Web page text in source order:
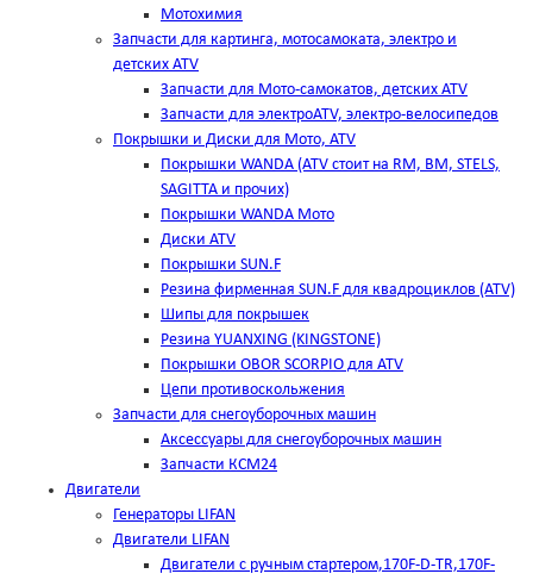
Мотохимия
Запчасти для картинга, мотосамоката, электро и
детских ATV
Запчасти для Мото-самокатов, детских ATV
Запчасти для электроATV, электро-велосипедов
Покрышки и Диски для Мото, ATV
Покрышки WANDA (АТV стоит на RM, BM, STELS,
SAGITTA и прочих)
Покрышки WANDA Мото
Диски ATV
Покрышки SUN.F
Резина фирменная SUN.F для квадроциклов (АТV)
Шипы для покрышек
Резина YUANXING (KINGSTONE)
Покрышки OBOR SCORPIO для ATV
Цепи противоскольжения
Запчасти для снегоуборочных машин
Аксессуары для снегоуборочных машин
Запчасти КСМ24
Двигатели
Генераторы LIFAN
Двигатели LIFAN
Двигатели с ручным стартером,170F-D-TR,170F-